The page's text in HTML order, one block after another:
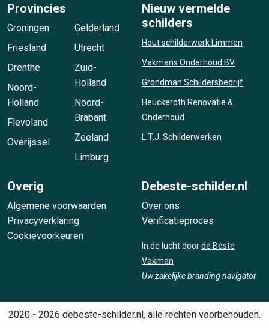
Provincies
Groningen
Friesland
Drenthe
Noord-
Holland
Flevoland
Overijssel
Gelderland
Utrecht
Zuid-
Holland
Noord-
Brabant
Zeeland
Limburg
Nieuw vermelde
schilders
Hout schilderwerk Limmen
Vakmans Onderhoud BV
Grondman Schildersbedrijf
Heuckeroth Renovatie &
Onderhoud
L.T.J. Schilderwerken
Overig
Algemene voorwaarden
Privacyverklaring
Cookievoorkeuren
Debeste-schilder.nl
Over ons
Verificatieproces
In de lucht doorde Beste
Vakman
Uw zakelijke branding navigator
2020 - 2026 debeste-schilder.nl, alle rechten voorbehouden.